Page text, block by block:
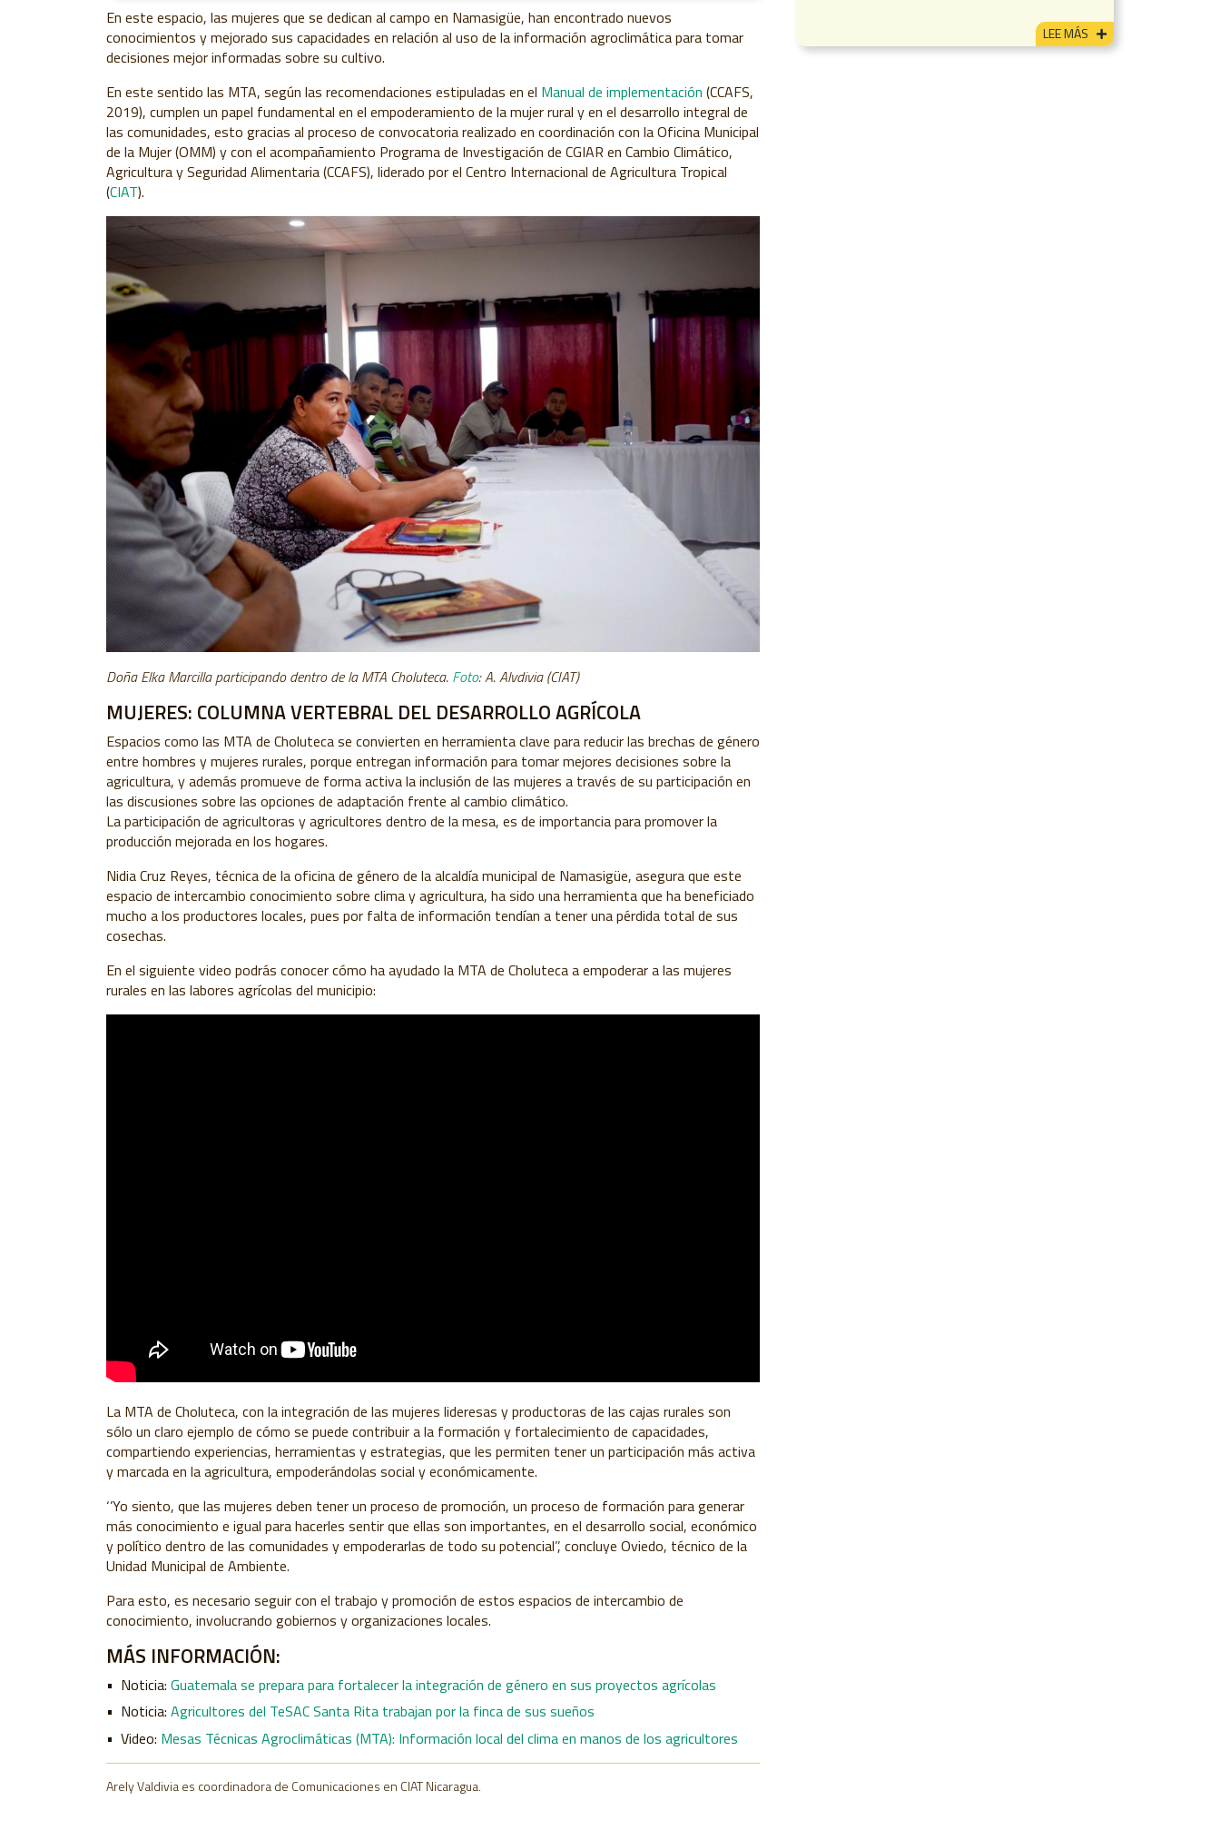
En este espacio, las mujeres que se dedican al campo en Namasigüe, han encontrado nuevos
conocimientos y mejorado sus capacidades en relación al uso de la información agroclimática para tomar
decisiones mejor informadas sobre su cultivo.
En este sentido las MTA, según las recomendaciones estipuladas en el Manual de implementación (CCAFS,
2019), cumplen un papel fundamental en el empoderamiento de la mujer rural y en el desarrollo integral de
las comunidades, esto gracias al proceso de convocatoria realizado en coordinación con la Oficina Municipal
de la Mujer (OMM) y con el acompañamiento Programa de Investigación de CGIAR en Cambio Climático,
Agricultura y Seguridad Alimentaria (CCAFS), liderado por el Centro Internacional de Agricultura Tropical
(CIAT).
Doña Elka Marcilla participando dentro de la MTA Choluteca. Foto: A. Alvdivia (CIAT)
MUJERES: COLUMNA VERTEBRAL DEL DESARROLLO AGRÍCOLA
Espacios como las MTA de Choluteca se convierten en herramienta clave para reducir las brechas de género
entre hombres y mujeres rurales, porque entregan información para tomar mejores decisiones sobre la
agricultura, y además promueve de forma activa la inclusión de las mujeres a través de su participación en
las discusiones sobre las opciones de adaptación frente al cambio climático.
La participación de agricultoras y agricultores dentro de la mesa, es de importancia para promover la
producción mejorada en los hogares.
Nidia Cruz Reyes, técnica de la oficina de género de la alcaldía municipal de Namasigüe, asegura que este
espacio de intercambio conocimiento sobre clima y agricultura, ha sido una herramienta que ha beneficiado
mucho a los productores locales, pues por falta de información tendían a tener una pérdida total de sus
cosechas.
En el siguiente video podrás conocer cómo ha ayudado la MTA de Choluteca a empoderar a las mujeres
rurales en las labores agrícolas del municipio:
La MTA de Choluteca, con la integración de las mujeres lideresas y productoras de las cajas rurales son
sólo un claro ejemplo de cómo se puede contribuir a la formación y fortalecimiento de capacidades,
compartiendo experiencias, herramientas y estrategias, que les permiten tener un participación más activa
y marcada en la agricultura, empoderándolas social y económicamente.
‘’Yo siento, que las mujeres deben tener un proceso de promoción, un proceso de formación para generar
más conocimiento e igual para hacerles sentir que ellas son importantes, en el desarrollo social, económico
y político dentro de las comunidades y empoderarlas de todo su potencial’’, concluye Oviedo, técnico de la
Unidad Municipal de Ambiente.
Para esto, es necesario seguir con el trabajo y promoción de estos espacios de intercambio de
conocimiento, involucrando gobiernos y organizaciones locales.
MÁS INFORMACIÓN:
Noticia: Guatemala se prepara para fortalecer la integración de género en sus proyectos agrícolas
Noticia: Agricultores del TeSAC Santa Rita trabajan por la finca de sus sueños
Video: Mesas Técnicas Agroclimáticas (MTA): Información local del clima en manos de los agricultores
Arely Valdivia es coordinadora de Comunicaciones en CIAT Nicaragua.
LEE MÁS